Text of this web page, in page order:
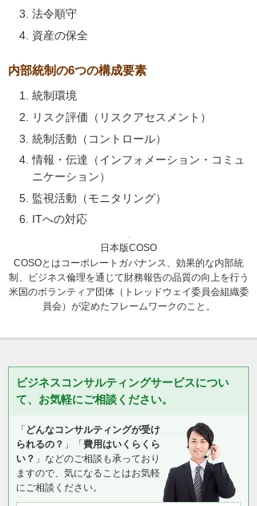
法令順守
資産の保全
内部統制の6つの構成要素
統制環境
リスク評価（リスクアセスメント）
統制活動（コントロール）
情報・伝達（インフォメーション・コミュ
ニケーション）
監視活動（モニタリング）
ITへの対応
日本版COSO
COSOとはコーポレートガバナンス、効果的な内部統
制、ビジネス倫理を通じて財務報告の品質の向上を行う
米国のボランティア団体（トレッドウェイ委員会組織委
員会）が定めたフレームワークのこと。
ビジネスコンサルティングサービスについ
て、お気軽にご相談ください。
「 どんなコンサルティングが受け
られるの？ 」「 費用はいくらくら
い？ 」などのご相談も承っており
ますので、気になることはお気軽
にご相談ください。